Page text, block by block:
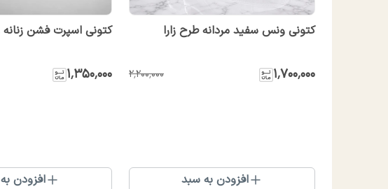
کتونی ونس سفید مردانه طرح زارا
۱٬۷۰۰٬۰۰۰ ۲٬۲۰۰٬۰۰۰
افزودن به سبد
کتونی اسپرت فشن زنانه
۱٬۳۵۰٬۰۰۰
افزودن